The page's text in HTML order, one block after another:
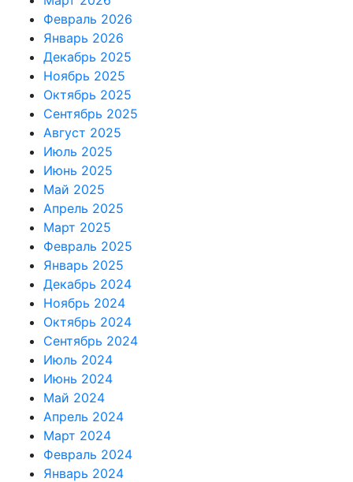
Февраль 2026
Январь 2026
Декабрь 2025
Ноябрь 2025
Октябрь 2025
Сентябрь 2025
Август 2025
Июль 2025
Июнь 2025
Май 2025
Апрель 2025
Март 2025
Февраль 2025
Январь 2025
Декабрь 2024
Ноябрь 2024
Октябрь 2024
Сентябрь 2024
Июль 2024
Июнь 2024
Май 2024
Апрель 2024
Март 2024
Февраль 2024
Январь 2024